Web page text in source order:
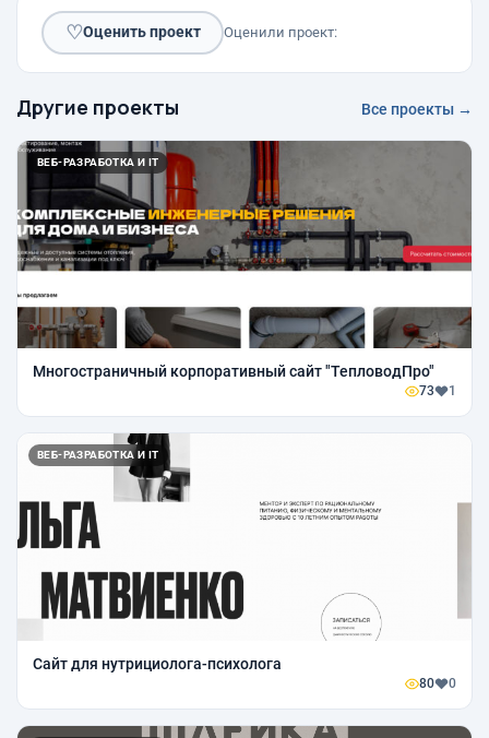
♡Оценить проект Оценили проект:
Другие проекты Все проекты →
ВЕБ-РАЗРАБОТКА И IT
Многостраничный корпоративный сайт "ТепловодПро"
73 1
ВЕБ-РАЗРАБОТКА И IT
Сайт для нутрициолога-психолога
80 0